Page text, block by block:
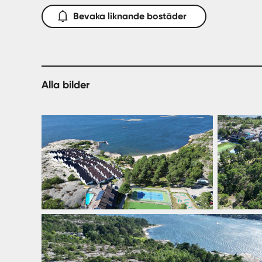
Bevaka liknande bostäder
Alla bilder